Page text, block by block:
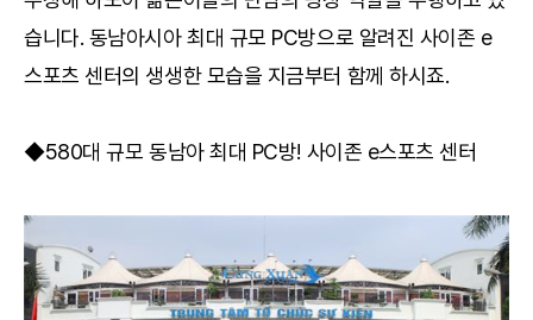
습니다. 동남아시아 최대 규모 PC방으로 알려진 사이존 e
스포츠 센터의 생생한 모습을 지금부터 함께 하시죠.
◆580대 규모 동남아 최대 PC방! 사이존 e스포츠 센터